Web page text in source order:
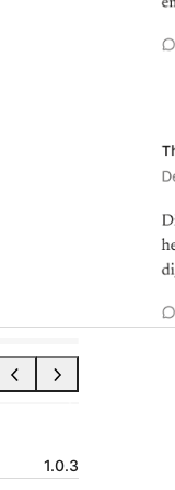
1.0.3